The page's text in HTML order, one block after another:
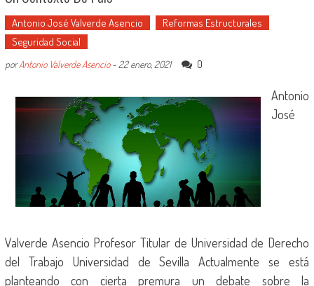
Antonio José Valverde Asencio
Reformas Estructurales
Seguridad Social
porAntonio Valverde Asencio- 22 enero, 2021 0
Antonio
José
Valverde Asencio Profesor Titular de Universidad de Derecho
del Trabajo Universidad de Sevilla Actualmente se está
planteando con cierta premura un debate sobre la